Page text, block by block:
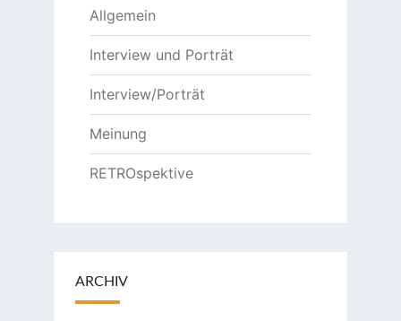
Allgemein
Interview und Porträt
Interview/Porträt
Meinung
RETROspektive
ARCHIV